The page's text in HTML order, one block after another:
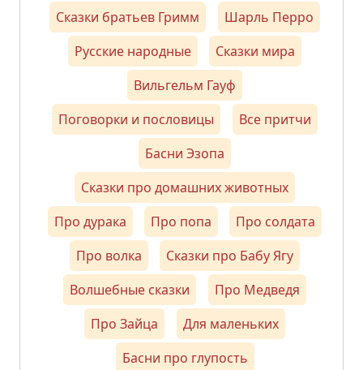
Сказки братьев Гримм
Шарль Перро
Русские народные
Сказки мира
Вильгельм Гауф
Поговорки и пословицы
Все притчи
Басни Эзопа
Сказки про домашних животных
Про дурака
Про попа
Про солдата
Про волка
Сказки про Бабу Ягу
Волшебные сказки
Про Медведя
Про Зайца
Для маленьких
Басни про глупость